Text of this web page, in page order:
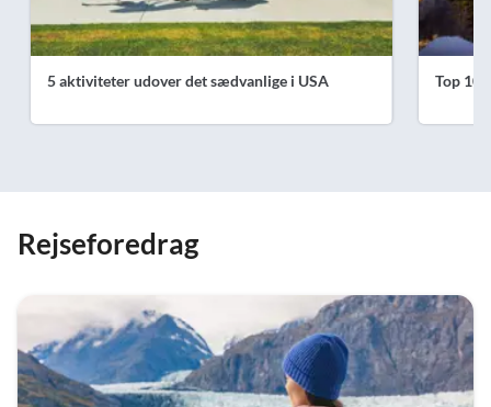
5 aktiviteter udover det sædvanlige i USA Top 10
Rejseforedrag